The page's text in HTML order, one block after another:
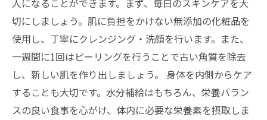
人になることができます。まず、毎日のスキンケアを大
切にしましょう。肌に負担をかけない無添加の化粧品を
使用し、丁寧にクレンジング・洗顔を行います。また、
一週間に1回はピーリングを行うことで古い角質を除去
し、新しい肌を作り出しましょう。 身体を内側からケア
することも大切です。水分補給はもちろん、栄養バラン
スの良い食事を心がけ、体内に必要な栄養素を摂取しま